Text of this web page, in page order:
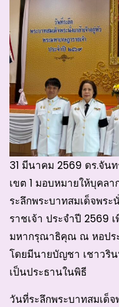
31 มีนาคม 2569 ดร.จัน
เขต 1 มอบหมายให้บุคล
ระลึกพระบาทสมเด็จพระ
ราชเจ้า ประจำปี 2569
มหากรุณาธิคุณ ณ หอปร
โดยมีนายบัญชา เชาวริ
เป็นประธานในพิธี
วันที่ระลึกพระบาทสมเด็จ